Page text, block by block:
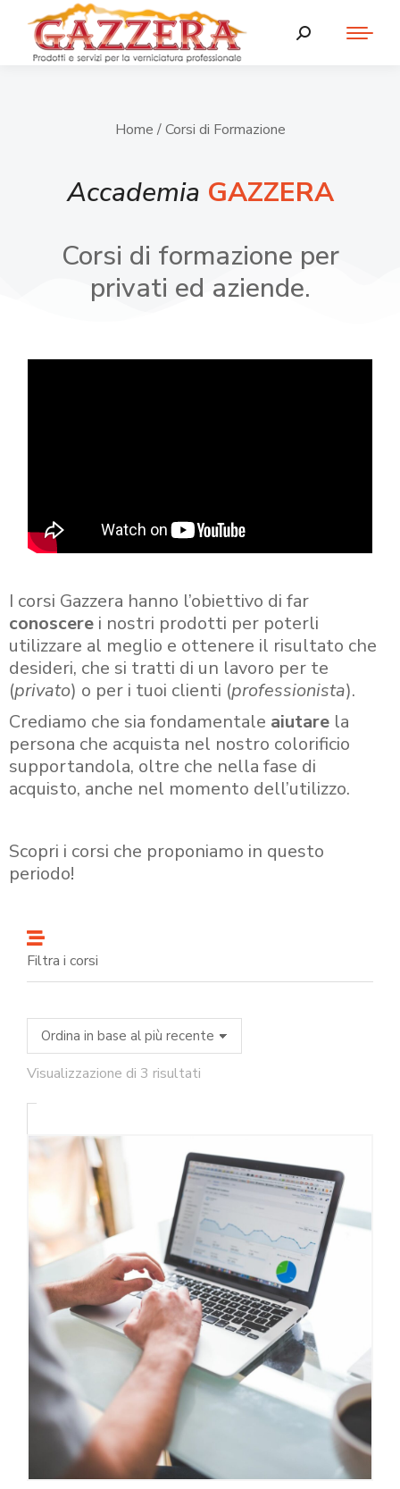
Home / Corsi di Formazione
Accademia GAZZERA
Corsi di formazione per
privati ed aziende.
I corsi Gazzera hanno l’obiettivo di far
conoscere i nostri prodotti per poterli
utilizzare al meglio e ottenere il risultato che
desideri, che si tratti di un lavoro per te
(privato) o per i tuoi clienti (professionista).
Crediamo che sia fondamentale aiutare la
persona che acquista nel nostro colorificio
supportandola, oltre che nella fase di
acquisto, anche nel momento dell’utilizzo.
Scopri i corsi che proponiamo in questo
periodo!
Filtra i corsi
Visualizzazione di 3 risultati